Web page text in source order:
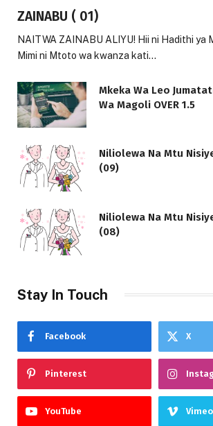
ZAINABU ( 01)
NAITWA ZAINABU ALIYU! Hii ni Hadithi ya
Mimi ni Mtoto wa kwanza kati…
Mkeka Wa Leo
Wa Magoli OVER 1.5
Niliolewa Na Mtu
(09)
Niliolewa Na Mtu
(08)
Stay In Touch
Facebook X
Pinterest
YouTube Vimeo